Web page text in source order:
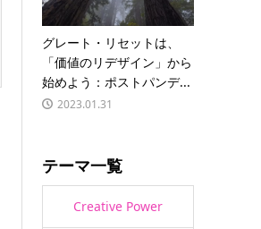
グレート・リセットは、
「価値のリデザイン」から
始めよう：ポストパンデ...
2023.01.31
テーマ一覧
Creative Power